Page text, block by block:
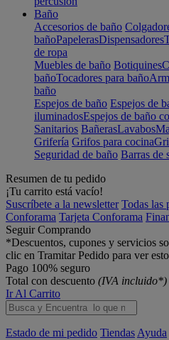
Baño
Accesorios de baño
bañoPapelerasDispensadores
de ropa
Muebles de baño Botiquines
bañoTocadores para baño
baño
Espejos de baño Espejos de
iluminadosEspejos de baño
Sanitarios BañerasLavabos
Grifería Grifos para cocina
Seguridad de baño Barras de
Resumen de tu pedido
¡Tu carrito está vacío!
Suscríbete a la newsletter Todas las
Conforama Tarjeta Conforama
Seguir Comprando
*Descuentos, cupones y servicios
clic en Tramitar Pedido para ver
Pago 100% seguro
Total con descuento (IVA incluido*)
Ir Al Carrito
Estado de mi pedido Tiendas Ayuda